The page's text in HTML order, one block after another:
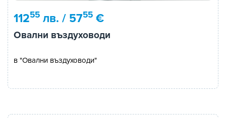
11255 лв. / 5755 €
Овални въздуховоди
в "Овални въздуховоди"